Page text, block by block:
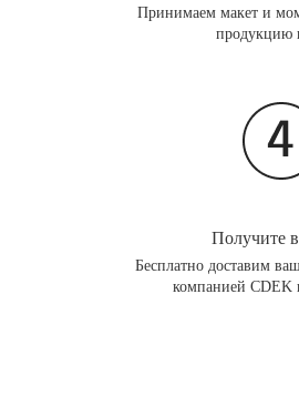
Принимаем макет и
продукцию
Получите
Бесплатно доставим
компанией CDEK